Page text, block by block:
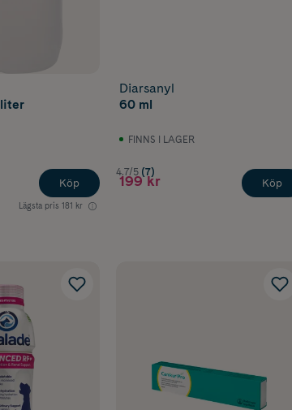
Lägsta pris 181 kr
Köp
Diarsanyl
60 ml
FINNS I LAGER
4.7/5 (7)
199 kr Köp